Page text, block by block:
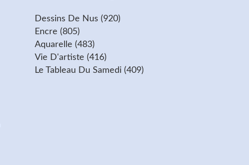
Dessins De Nus (920)
Encre (805)
Aquarelle (483)
Vie D'artiste (416)
Le Tableau Du Samedi (409)